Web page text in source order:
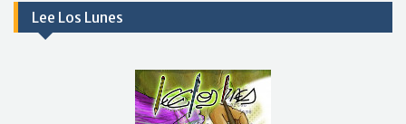
Lee Los Lunes